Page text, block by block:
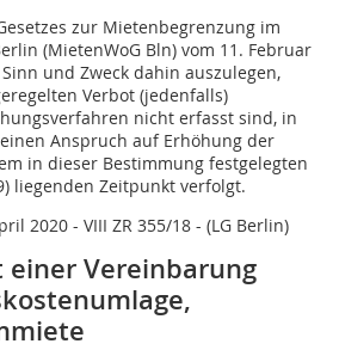
zur Mietenbegrenzung im
(MietenWoG Bln) vom 11. Februar
und Zweck dahin auszulegen,
Verbot (jedenfalls)
nicht erfasst sind, in
Anspruch auf Erhöhung der
in dieser Bestimmung festgelegten
liegenden Zeitpunkt verfolgt.
2020 - VIII ZR 355/18 - (LG Berlin)
Vereinbarung